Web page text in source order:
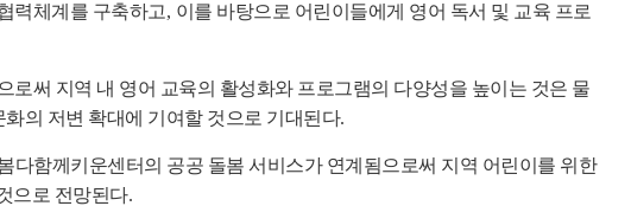
력체계를 구축하고, 이를 바탕으로 어린이들에게 영어 독서 및 교육 프로
로써 지역 내 영어 교육의 활성화와 프로그램의 다양성을 높이는 것은 물
의 저변 확대에 기여할 것으로 기대된다.
함께키운센터의 공공 돌봄 서비스가 연계됨으로써 지역 어린이를 위한
으로 전망된다.